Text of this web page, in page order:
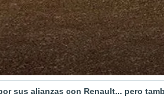
sus alianzas con Renault... pero